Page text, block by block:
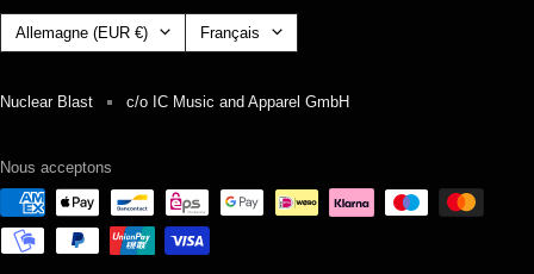
Pays/région Allemagne (EUR €) Langue
Français
Nuclear Blast c/o IC Music and Apparel GmbH
Nous acceptons